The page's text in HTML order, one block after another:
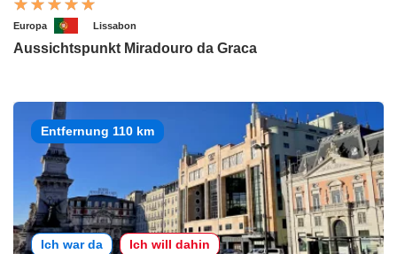
Europa Lissabon
Aussichtspunkt Miradouro da Graca
Entfernung 110 km
Ich war da Ich will dahin